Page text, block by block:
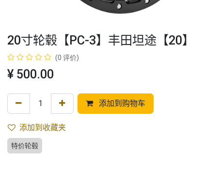
20寸轮毂【PC-3】丰田坦途【20】
(0 评价)
¥ 500.00
添加到购物车
添加到收藏夹
特价轮毂